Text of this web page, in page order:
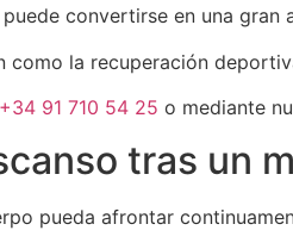
convertirse en una
como la recuperación
+34 91 710 54 25 o mediante
tras un
pueda afrontar